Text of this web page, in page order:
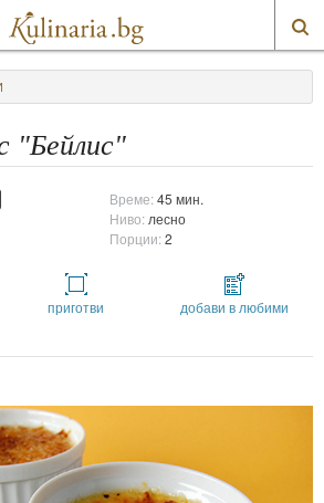
"Бейлис"
Време:45 мин.
Ниво: лесно
Порции:2
приготви добави в любими